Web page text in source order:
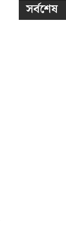
সর্বশেষ